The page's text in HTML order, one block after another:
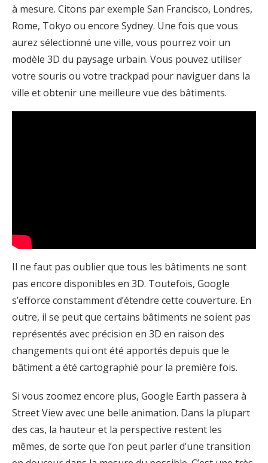
à mesure. Citons par exemple San Francisco, Londres,
Rome, Tokyo ou encore Sydney. Une fois que vous
aurez sélectionné une ville, vous pourrez voir un
modèle 3D du paysage urbain. Vous pouvez utiliser
votre souris ou votre trackpad pour naviguer dans la
ville et obtenir une meilleure vue des bâtiments.
Il ne faut pas oublier que tous les bâtiments ne sont
pas encore disponibles en 3D. Toutefois, Google
s’efforce constamment d’étendre cette couverture. En
outre, il se peut que certains bâtiments ne soient pas
représentés avec précision en 3D en raison des
changements qui ont été apportés depuis que le
bâtiment a été cartographié pour la première fois.
Si vous zoomez encore plus, Google Earth passera à
Street View avec une belle animation. Dans la plupart
des cas, la hauteur et la perspective restent les
mêmes, de sorte que l’on peut parler d’une transition